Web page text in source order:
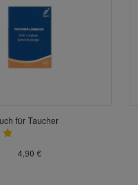
für Taucher
4,90 €